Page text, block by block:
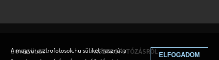
EGYESÜLET ASZTROFOTÓZÁSRÓLELFOGADOM
A magyarasztrofotosok.hu sütiket használ a